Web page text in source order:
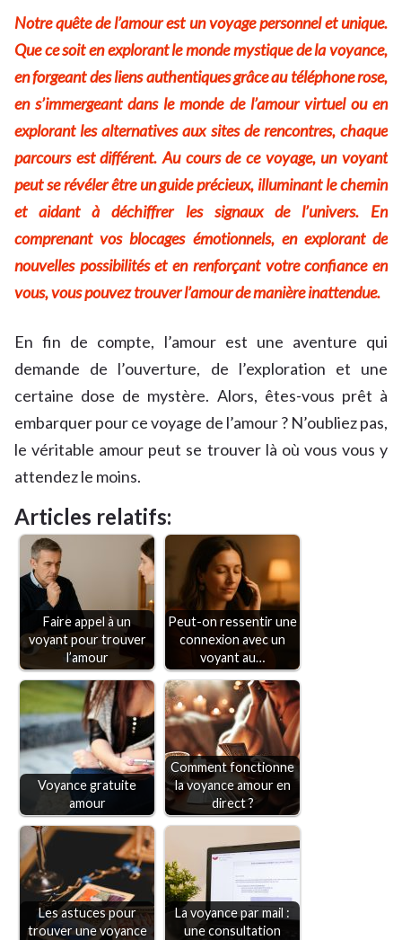
Notre quête de l’amour est un voyage personnel et unique.
Que ce soit en explorant le monde mystique de la voyance,
en forgeant des liens authentiques grâce au téléphone rose,
en s’immergeant dans le monde de l’amour virtuel ou en
explorant les alternatives aux sites de rencontres, chaque
parcours est différent. Au cours de ce voyage, un voyant
peut se révéler être un guide précieux, illuminant le chemin
et aidant à déchiffrer les signaux de l’univers. En
comprenant vos blocages émotionnels, en explorant de
nouvelles possibilités et en renforçant votre confiance en
vous, vous pouvez trouver l’amour de manière inattendue.
En fin de compte, l’amour est une aventure qui
demande de l’ouverture, de l’exploration et une
certaine dose de mystère. Alors, êtes-vous prêt à
embarquer pour ce voyage de l’amour ? N’oubliez pas,
le véritable amour peut se trouver là où vous vous y
attendez le moins.
Articles relatifs:
Faire appel à un
voyant pour trouver
l’amour
Peut-on ressentir une
connexion avec un
voyant au…
Voyance gratuite
amour
Comment fonctionne
la voyance amour en
direct ?
Les astuces pour
trouver une voyance
La voyance par mail :
une consultation